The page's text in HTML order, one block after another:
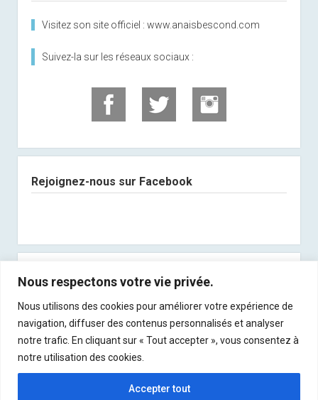
Nous respectons votre vie privée.
Nous utilisons des cookies pour améliorer votre expérience de
navigation, diffuser des contenus personnalisés et analyser
notre trafic. En cliquant sur « Tout accepter », vous consentez à
notre utilisation des cookies.
Accepter tout
Visitez son site officiel : www.anaisbescond.com
Suivez-la sur les réseaux sociaux :
Rejoignez-nous sur Facebook
Abonnez-vous à notre newsletter
Recevez les derniers articles directement dans
votre boite mail !